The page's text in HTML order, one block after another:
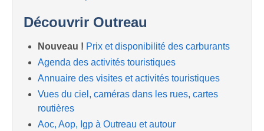
Découvrir Outreau
Nouveau ! Prix et disponibilité des carburants
Agenda des activités touristiques
Annuaire des visites et activités touristiques
Vues du ciel, caméras dans les rues, cartes
routières
Aoc, Aop, Igp à Outreau et autour